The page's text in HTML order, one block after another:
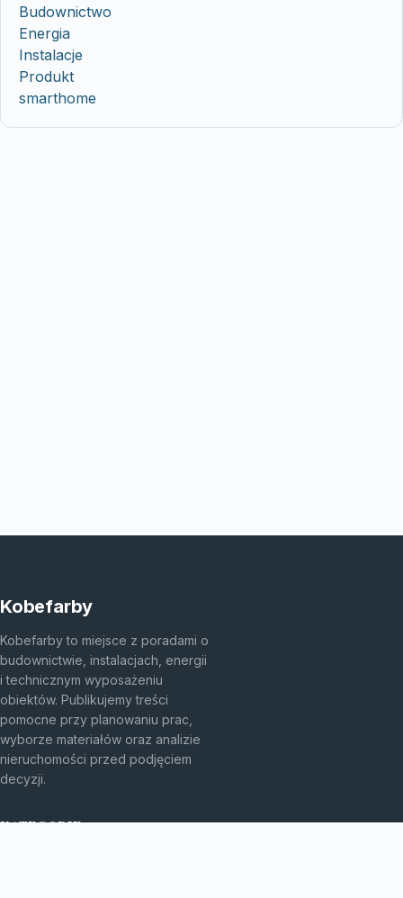
Budownictwo
Energia
Instalacje
Produkt
smarthome
Kobefarby
Kobefarby to miejsce z poradami o
budownictwie, instalacjach, energii
i technicznym wyposażeniu
obiektów. Publikujemy treści
pomocne przy planowaniu prac,
wyborze materiałów oraz analizie
nieruchomości przed podjęciem
decyzji.
KATEGORIE